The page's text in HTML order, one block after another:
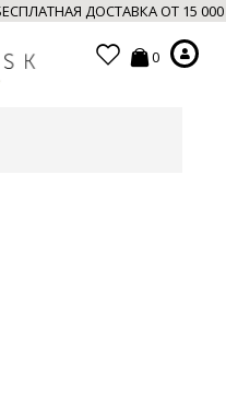
ДОСТАВКА ОТ 15
0